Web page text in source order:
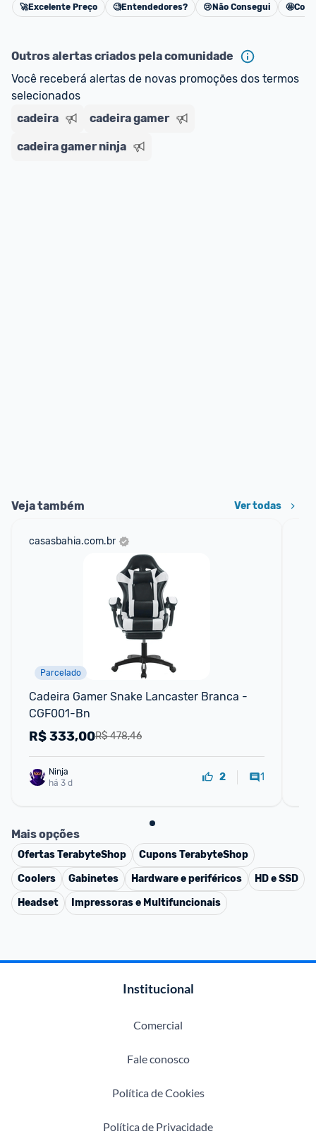
Cancelar
🚀Excelente Preço 🧐Entendedores? 😢 Não Consegui 🤩
Outros alertas criados pela comunidade
Você receberá alertas de novas promoções dos termos
selecionados
cadeira
cadeira gamer
cadeira gamer ninja
Veja também Ver todas
casasbahia.com.br
Parcelado
Cadeira Gamer Snake Lancaster Branca -
CGF001-Bn
R$ 478,46
R$333,00
há 3 d
2 1
Mais opções
OfertasTerabyteShop CuponsTerabyteShop
Coolers
Gabinetes Hardware e periféricos
HD e SSD
Headset
Impressoras e Multifuncionais
Institucional
Comercial
Fale conosco
Política de Cookies
Política de Privacidade